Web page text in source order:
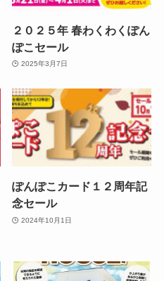
２０２５年 春わくわくぽん
ぽこセール
2025年3月7日
ぽんぽこカード１２周年記
念セール
2024年10月1日